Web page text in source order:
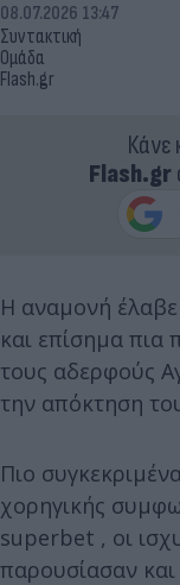
Συντακτική
Ομάδα
Flash.gr
08.07.2026 13:47
Κάνε
Flash.gr
Η αναμονή έλαβε
και επίσημα πια
τους αδερφούς
την απόκτηση
Πιο
χορηγικής
superbet , οι
παρουσίασαν και